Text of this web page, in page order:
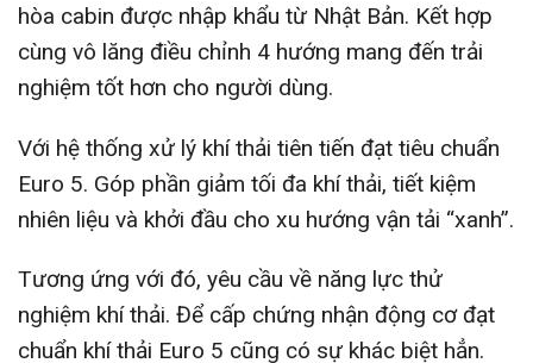
hòa cabin được nhập khẩu từ Nhật Bản. Kết hợp
cùng vô lăng điều chỉnh 4 hướng mang đến trải
nghiệm tốt hơn cho người dùng.
Với hệ thống xử lý khí thải tiên tiến đạt tiêu chuẩn
Euro 5. Góp phần giảm tối đa khí thải, tiết kiệm
nhiên liệu và khởi đầu cho xu hướng vận tải “xanh”.
Tương ứng với đó, yêu cầu về năng lực thử
nghiệm khí thải. Để cấp chứng nhận động cơ đạt
chuẩn khí thải Euro 5 cũng có sự khác biệt hẳn.